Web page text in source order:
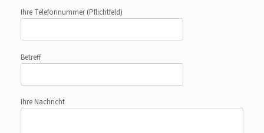
Ihre Telefonnummer(Pflichtfeld)
Betreff
Ihre Nachricht